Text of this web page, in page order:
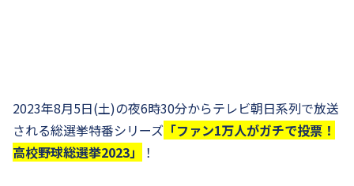
2023年8月5日(土)の夜6時30分からテレビ朝日系列で放送
される総選挙特番シリーズ 「ファン1万人がガチで投票！
高校野球総選挙2023」
！